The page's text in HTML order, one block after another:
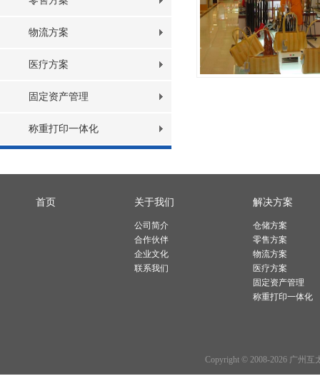
物流方案
医疗方案
固定资产管理
称重打印一体化
首页 关于我们
公司简介
合作伙伴
企业文化
联系我们
解决方案
仓储方案
零售方案
物流方案
医疗方案
固定资产管理
称重打印一体化
Copyright © 2008-2026 广州互